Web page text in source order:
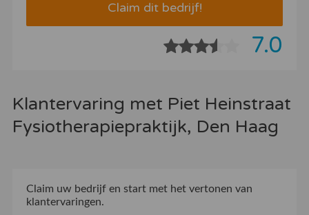
Claim dit bedrijf!
7.0
Klantervaring met Piet Heinstraat
Fysiotherapiepraktijk, Den Haag
Claim uw bedrijfen start met het vertonen van
klantervaringen.